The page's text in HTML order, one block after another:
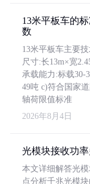
13米平板车的
数
13米平板车主要
尺寸:长13m×宽
承载能力:标载30-
49吨 c)符合国家
轴荷限值标准
2026年8月4日
光模块接收功
本文详细解答光
点分析千兆光模